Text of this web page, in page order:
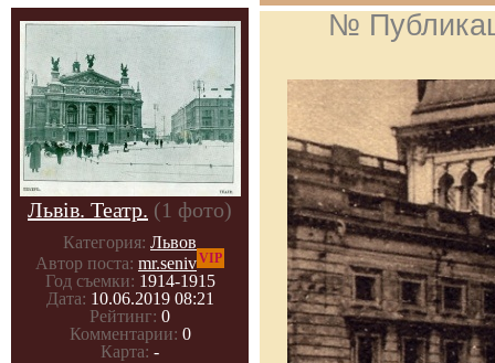
Львів. Театр. (1 фото)
Категория: Львов
Автор поста: mr.senivVIP
Год съемки: 1914-1915
Дата: 10.06.2019 08:21
Рейтинг: 0
Комментарии: 0
Карта: -
№